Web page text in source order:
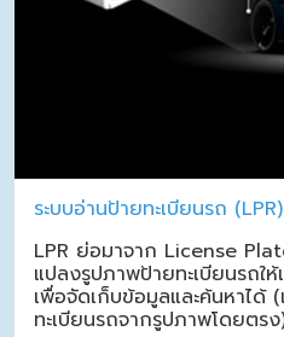
ระบบอ่านป้ายทะเบียนรถ
LPR ย่อมาจาก License
แปลงรูปภาพป้ายทะเบียนรถใ
เพื่อจัดเก็บข้อมูลและค้นหาได้ (
ทะเบียนรถจากรูปภาพโดยตร